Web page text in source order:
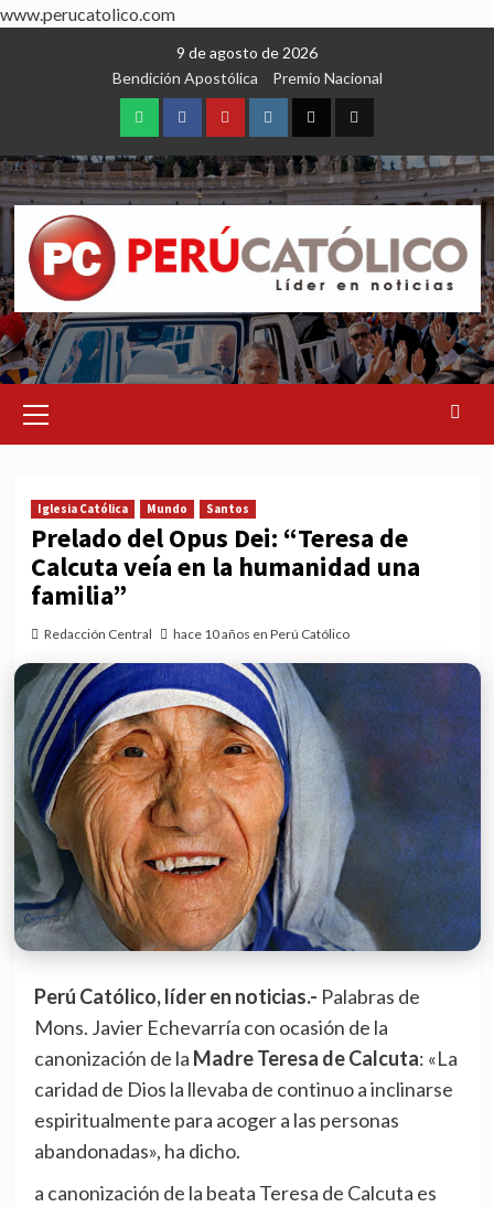
www.perucatolico.com
9 de agosto de 2026
Bendición Apostólica
Premio Nacional
WhatsAppFacebookYoutubeInstagram
X TikTok
Menu
Iglesia Católica Mundo Santos
Prelado del Opus Dei: “Teresa de
Calcuta veía en la humanidad una
familia”
Redacción Central hace 10 años en Perú Católico
Perú Católico, líder en noticias.- Palabras de
Mons. Javier Echevarría con ocasión de la
canonización de la Madre Teresa de Calcuta: «La
caridad de Dios la llevaba de continuo a inclinarse
espiritualmente para acoger a las personas
abandonadas», ha dicho.
a canonización de la beata Teresa de Calcuta es